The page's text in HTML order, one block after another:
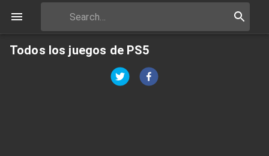
Todos los juegos de PS5